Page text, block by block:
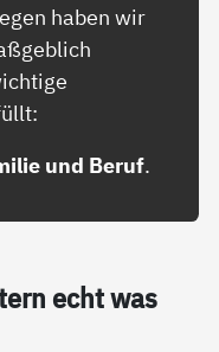
haben wir
und Beruf.
echt was